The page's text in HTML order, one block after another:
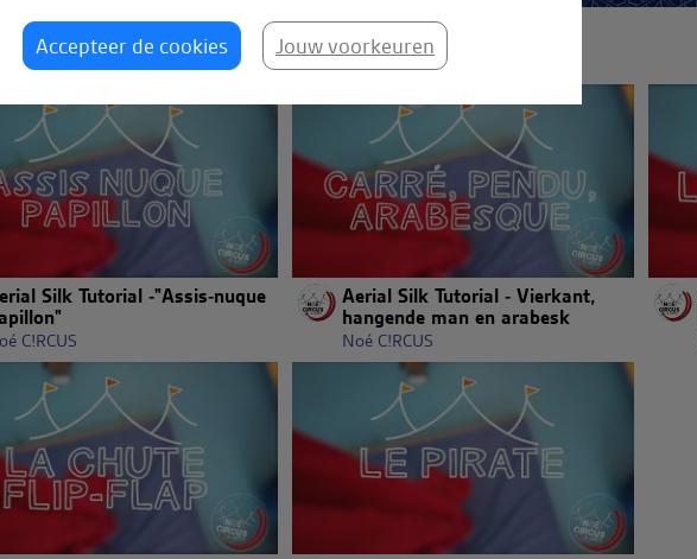
Accepteer de cookies Jouw voorkeuren
Silk Tutorial -"Assis-nuque
C!RCUS
Aerial Silk Tutorial - Vierkant,
hangende man en arabesk
Noé C!RCUS